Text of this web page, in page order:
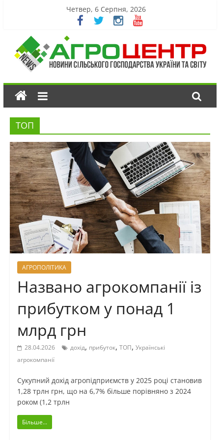
Четвер, 6 Серпня, 2026
ТОП
АГРОПОЛІТИКА
Названо агрокомпанії із
прибутком у понад 1
млрд грн
28.04.2026 дохід, прибуток, ТОП, Українські
агрокомпанії
Сукупний дохід агропідприємств у 2025 році становив
1,28 трлн грн, що на 6,7% більше порівняно з 2024
роком (1,2 трлн
Більше...